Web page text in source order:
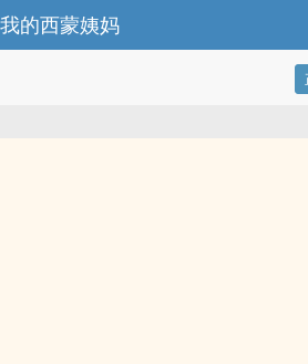
我的西蒙姨妈